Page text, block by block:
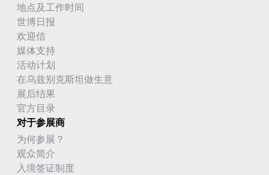
地点及工作时间
世博日报
欢迎信
媒体支持
活动计划
在乌兹别克斯坦做生意
展后结果
官方目录
对于参展商
为何参展？
观众简介
入境签证制度